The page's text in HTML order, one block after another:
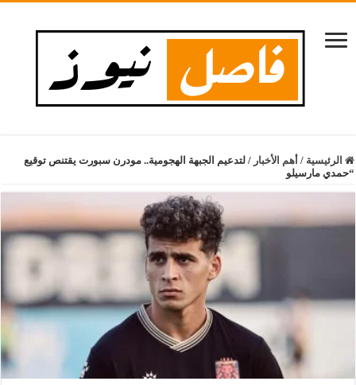
الرئيسية / أهم الأخبار / لتدعيم الجبهة الهجومية.. مودرن سبورت يقتنص توقيع
“حمدي مارسيلو